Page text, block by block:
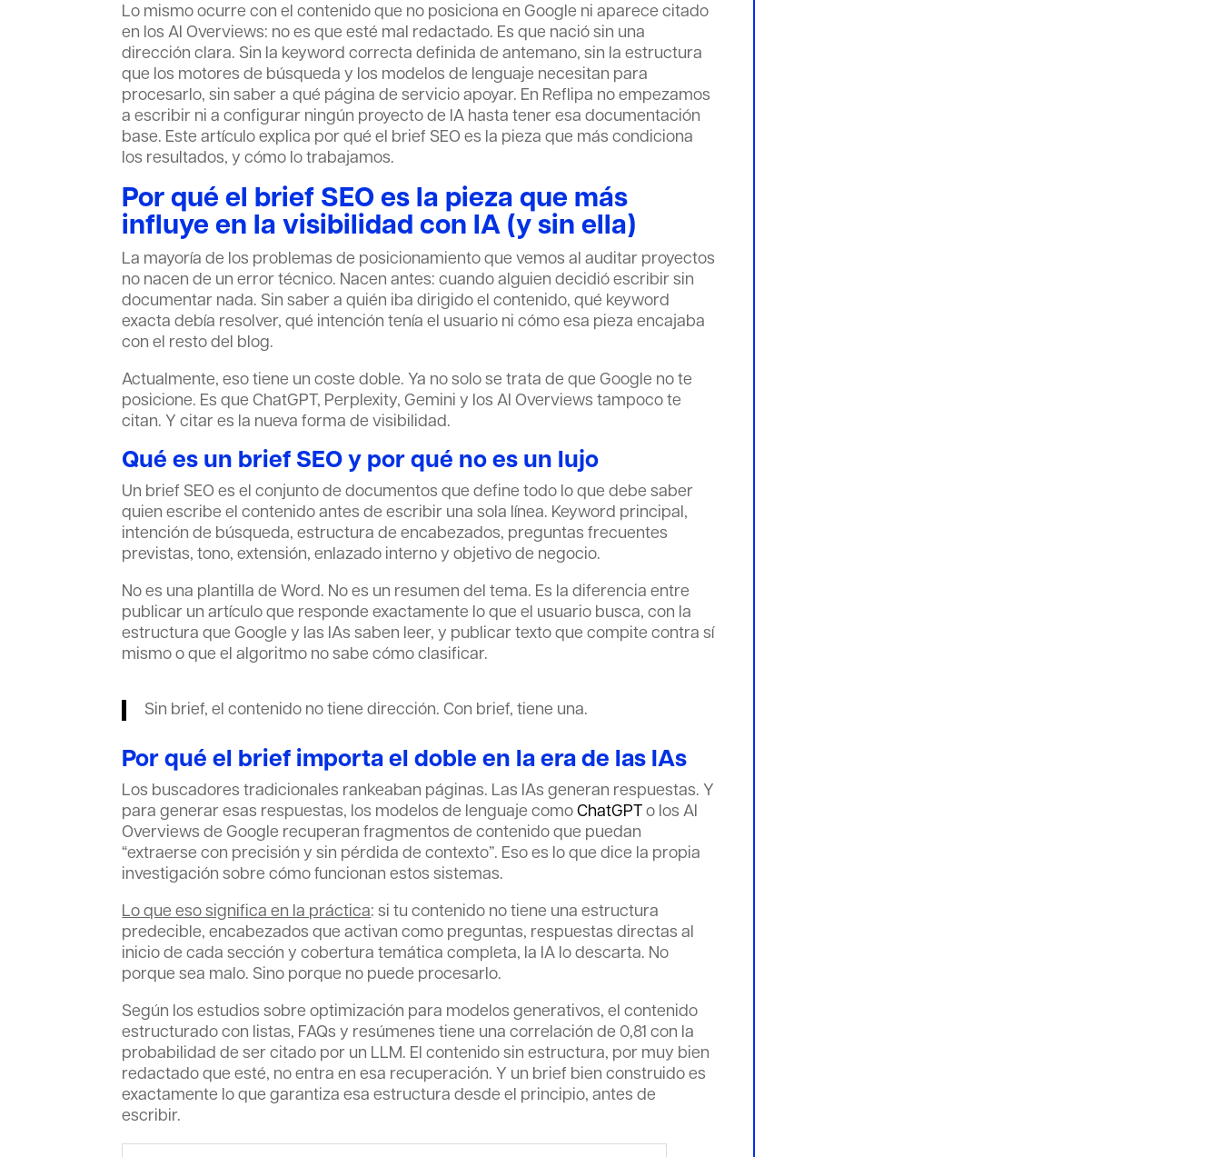
Lo mismo ocurre con el contenido que no posiciona en Google ni aparece citado
en los AI Overviews: no es que esté mal redactado. Es que nació sin una
dirección clara. Sin la keyword correcta definida de antemano, sin la estructura
que los motores de búsqueda y los modelos de lenguaje necesitan para
procesarlo, sin saber a qué página de servicio apoyar. En Reflipa no empezamos
a escribir ni a configurar ningún proyecto de IA hasta tener esa documentación
base. Este artículo explica por qué el brief SEO es la pieza que más condiciona
los resultados, y cómo lo trabajamos.
Por qué el brief SEO es la pieza que más
influye en la visibilidad con IA (y sin ella)
La mayoría de los problemas de posicionamiento que vemos al auditar proyectos
no nacen de un error técnico. Nacen antes: cuando alguien decidió escribir sin
documentar nada. Sin saber a quién iba dirigido el contenido, qué keyword
exacta debía resolver, qué intención tenía el usuario ni cómo esa pieza encajaba
con el resto del blog.
Actualmente, eso tiene un coste doble. Ya no solo se trata de que Google no te
posicione. Es que ChatGPT, Perplexity, Gemini y los AI Overviews tampoco te
citan. Y citar es la nueva forma de visibilidad.
Qué es un brief SEO y por qué no es un lujo
Un brief SEO es el conjunto de documentos que define todo lo que debe saber
quien escribe el contenido antes de escribir una sola línea. Keyword principal,
intención de búsqueda, estructura de encabezados, preguntas frecuentes
previstas, tono, extensión, enlazado interno y objetivo de negocio.
No es una plantilla de Word. No es un resumen del tema. Es la diferencia entre
publicar un artículo que responde exactamente lo que el usuario busca, con la
estructura que Google y las IAs saben leer, y publicar texto que compite contra sí
mismo o que el algoritmo no sabe cómo clasificar.
Sin brief, el contenido no tiene dirección. Con brief, tiene una.
Por qué el brief importa el doble en la era de las IAs
Los buscadores tradicionales rankeaban páginas. Las IAs generan respuestas. Y
para generar esas respuestas, los modelos de lenguaje comoChatGPT
o los AI
Overviews de Google recuperan fragmentos de contenido que puedan
“extraerse con precisión y sin pérdida de contexto”. Eso es lo que dice la propia
investigación sobre cómo funcionan estos sistemas.
Lo que eso significa en la práctica: si tu contenido no tiene una estructura
predecible, encabezados que activan como preguntas, respuestas directas al
inicio de cada sección y cobertura temática completa, la IA lo descarta. No
porque sea malo. Sino porque no puede procesarlo.
Según los estudios sobre optimización para modelos generativos, el contenido
estructurado con listas, FAQs y resúmenes tiene una correlación de 0,81 con la
probabilidad de ser citado por un LLM. El contenido sin estructura, por muy bien
redactado que esté, no entra en esa recuperación. Y un brief bien construido es
exactamente lo que garantiza esa estructura desde el principio, antes de
escribir.